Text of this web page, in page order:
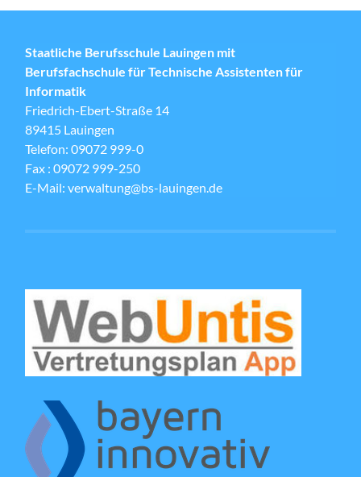
Staatliche Berufsschule Lauingen mit
Berufsfachschule für Technische Assistenten für
Informatik
Friedrich-Ebert-Straße 14
89415 Lauingen
Telefon: 09072 999-0
Fax : 09072 999-250
E-Mail: verwaltung@bs-lauingen.de